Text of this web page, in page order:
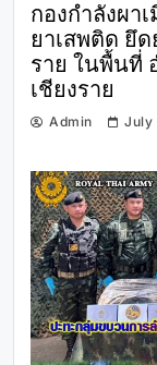
กองกำลังผา
ยาเสพติด ยึ
ราย ในพื้นที่
เชียงราย
Admin July